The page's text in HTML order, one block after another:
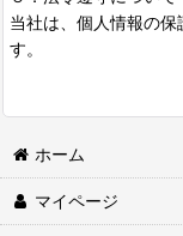
当社は、個人情報の
す。
ホーム
マイページ